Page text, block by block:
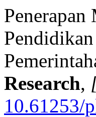
Research,
10.61253/